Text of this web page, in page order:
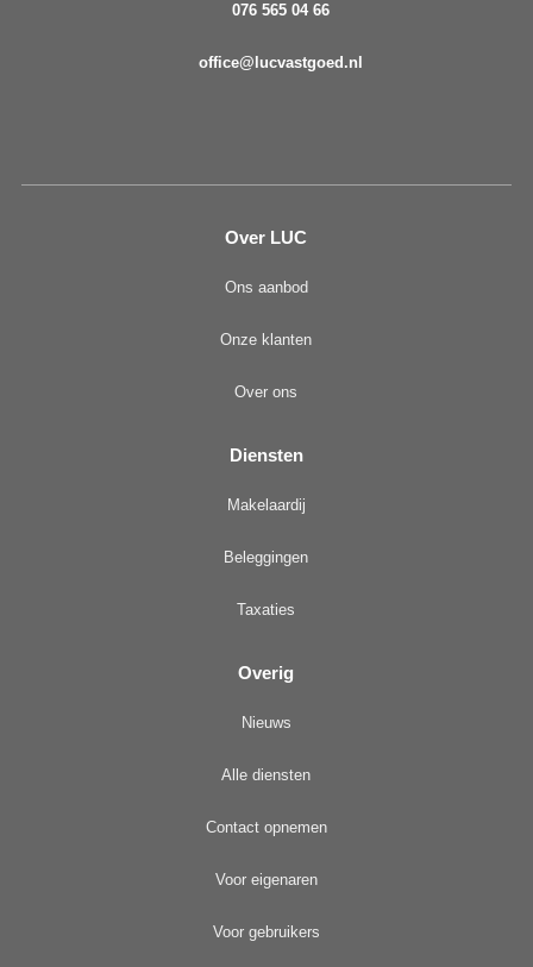
076 565 04 66
office@lucvastgoed.nl
Over LUC
Ons aanbod
Onze klanten
Over ons
Diensten
Makelaardij
Beleggingen
Taxaties
Overig
Nieuws
Alle diensten
Contact opnemen
Voor eigenaren
Voor gebruikers